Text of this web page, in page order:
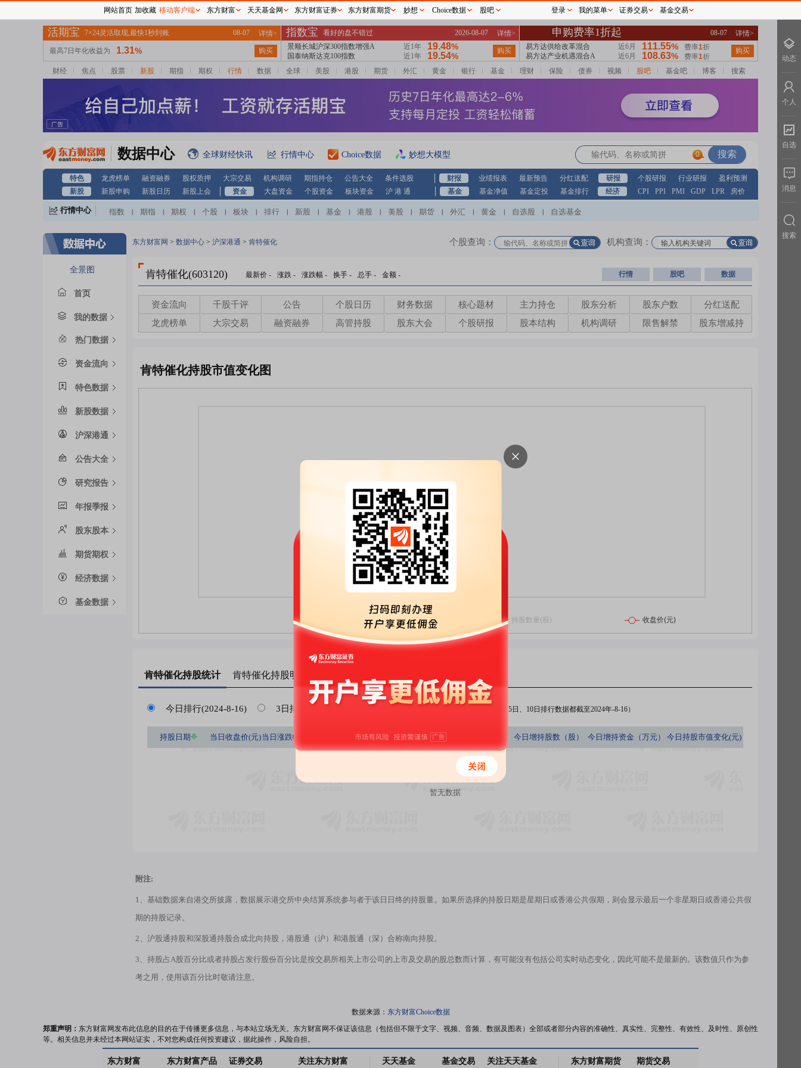
财经 焦点 股票 新股 期指 期权 行情 数据 全球 美股 港股 期货 外汇 黄金 银行 基金 理财 保险 债券 视频 股吧 基金吧 博客 搜索
数据中心 全球财经快讯 行情中心 Choice数据 妙想大模型 0
特色 龙虎榜单 融资融券 股权质押 大宗交易 机构调研 期指持仓 公告大全 条件选股 财报 业绩报表 最新预告 分红送配 研报 个股研报 行业研报
盈利预测
新股
新股申购 新股日历 新股上会 资金 大盘资金 个股资金 板块资金 沪 港 通 基金 基金净值 基金定投 基金排行 经济 CPI PPI PMI GDP LPR 房价
行情中心 指数 期指 期权 个股 板块 排行 新股 基金 港股 美股 期货 外汇 黄金 自选股 自选基金
全景图
首页
我的数据
热门数据
资金流向
特色数据
新股数据
沪深港通
公告大全
研究报告
年报季报
股东股本
期货期权
经济数据
基金数据
东方财富网 > 数据中心 > 沪深港通 > 肯特催化 个股查询： 机构查询：
肯特催化(603120) 最新价 - 涨跌 - 涨跌幅 - 换手 - 总手 - 金额 - 行情 股吧 数据
资金流向 千股千评 公告 个股日历 财务数据 核心题材 主力持仓 股东分析 股东户数
分红送配
龙虎榜单
大宗交易 融资融券 高管持股 股东大会 个股研报 股本结构 机构调研 限售解禁 股东增减持
肯特催化持股市值变化图
肯特催化持股统计 肯特催化持股明细
今日排行(2024-8-16) 3日排行 （注：今日、3日、5日、10日排行数据都截至2024年-8-16）
持股日期 当日收盘价(元)当日涨跌幅(%) 持股数量(股) 持股市值(元)
持股数量占A股百分比
今日 增持股数（股） 今日 增持资金（万元） 今日 持股市值变化(元)
暂无数据
附注:
1、基础数据来自港交所披露，数据展示港交所中央结算系统参与者于该日日终的持股量。如果所选择的持股日期是星期日或香港公共假期，则会显示最后一个非星期日或香港公共假
期的持股记录。
2、沪股通持股和深股通持股合成北向持股，港股通（沪）和港股通（深）合称南向持股。
3、持股占A股百分比或者持股占发行股份百分比是按交易所相关上市公司的上市及交易的股总数而计算，有可能沒有包括公司实时动态变化，因此可能不是最新的。该数值只作为参
考之用，使用该百分比时敬请注意。
数据来源： 东方财富Choice数据
郑重声明： 东方财富网发布此信息的目的在于传播更多信息，与本站立场无关。东方财富网不保证该信息（包括但不限于文字、视频、音频、数据及图表）全部或者部分内容的准确性、真实性、完整性、有效性、及时性、原创性
等。相关信息并未经过本网站证实，不对您构成任何投资建议，据此操作，风险自担。
东方财富 东方财富产品 证券交易 关注东方财富 天天基金 基金交易 关注天天基金 东方财富期货 期货交易
网站首页 加收藏 移动客户端 东方财富 天天基金网 东方财富证券 东方财富期货 妙想 Choice数据 股吧 登录 我的菜单 证券交易 基金交易
动态
个人
自选
消息
搜索